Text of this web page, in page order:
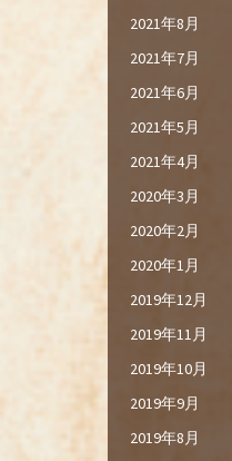
2021年8月
2021年7月
2021年6月
2021年5月
2021年4月
2020年3月
2020年2月
2020年1月
2019年12月
2019年11月
2019年10月
2019年9月
2019年8月